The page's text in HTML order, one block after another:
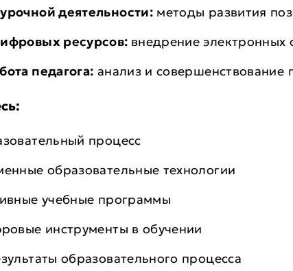
деятельности:методы развития
ресурсов: внедрение электронных
педагога: анализ и совершенствование
процесс
образовательные технологии
учебные программы
инструменты в обучении
образовательного процесса